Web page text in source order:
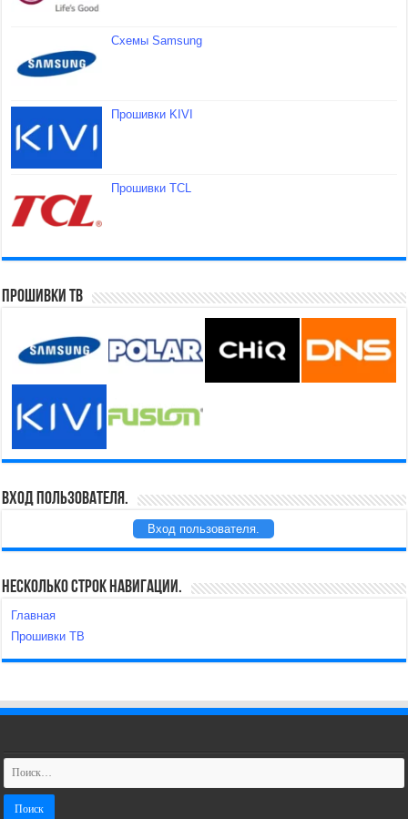
Схемы Samsung
Прошивки KIVI
Прошивки TCL
Прошивки ТВ
Вход пользователя.
Вход пользователя.
Несколько строк навигации.
Главная
Прошивки ТВ